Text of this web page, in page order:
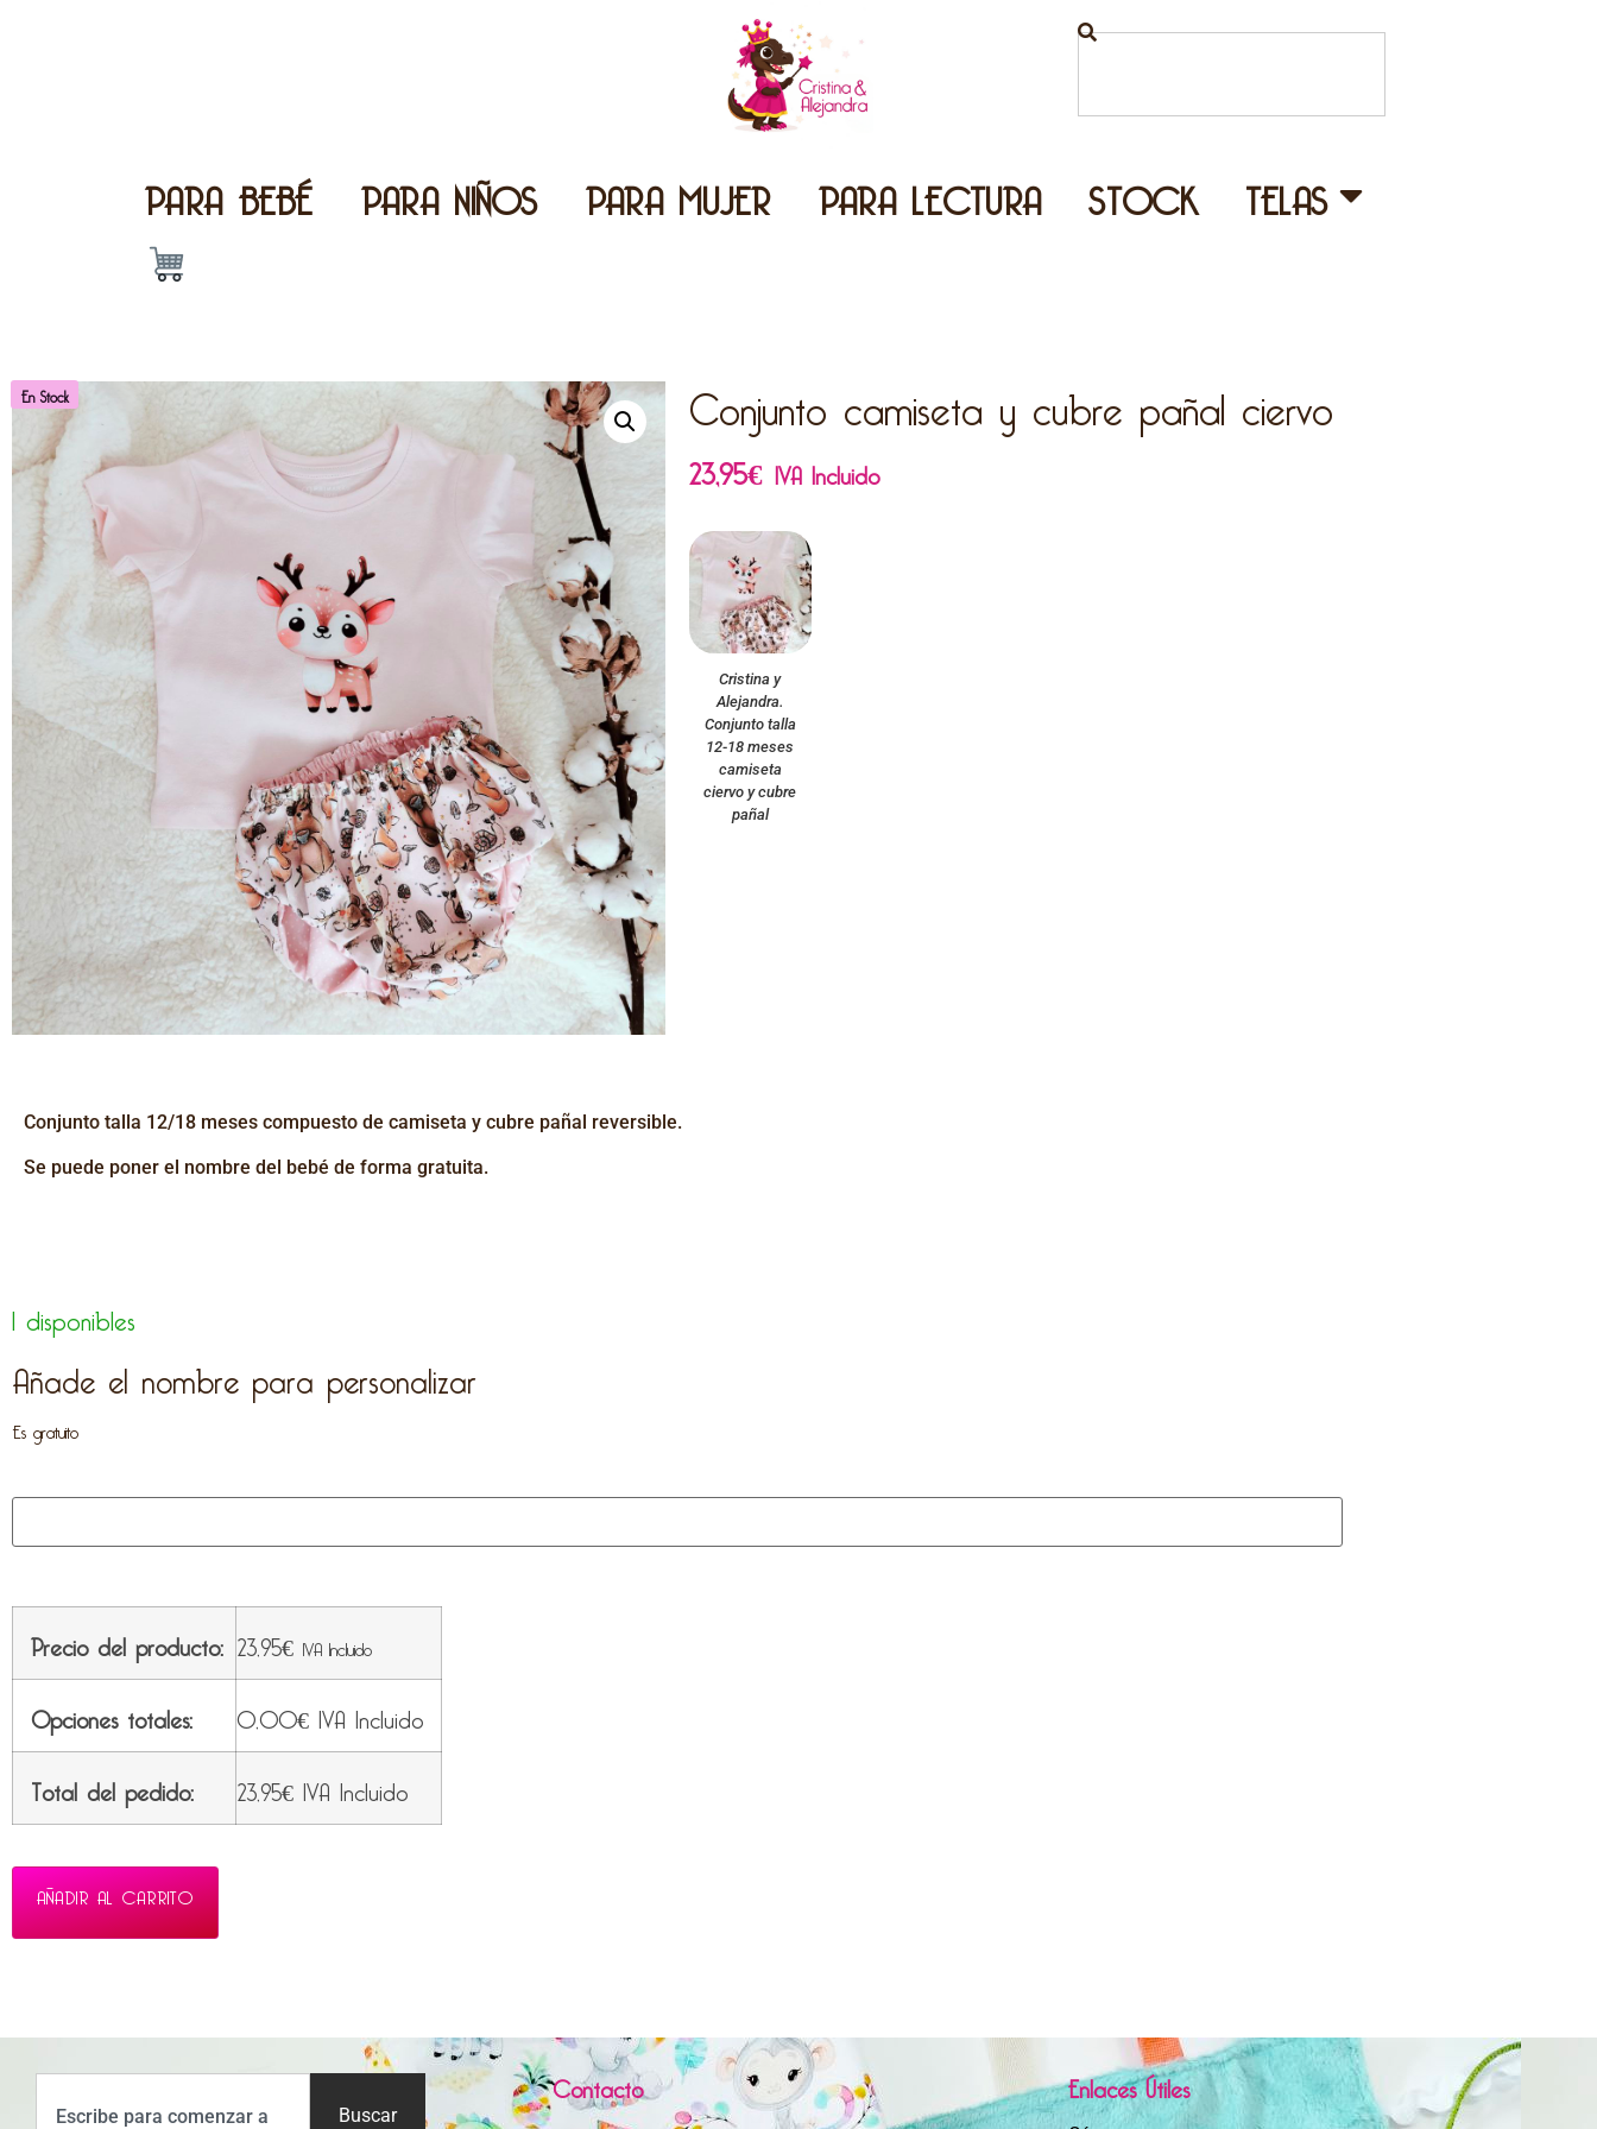
PARA BEBÉ PARA NIÑOS PARA MUJER PARA LECTURA STOCK TELAS
En Stock Conjunto camiseta y cubre pañal ciervo
23,95€ IVA Incluido
Cristina y
Alejandra.
Conjunto talla
12-18 meses
camiseta
ciervo y cubre
pañal
Conjunto talla 12/18 meses compuesto de camiseta y cubre pañal reversible.
Se puede poner el nombre del bebé de forma gratuita.
1 disponibles
Añade el nombre para personalizar
Es gratuito
Precio del producto: 23,95€ IVA Incluido
Opciones totales: 0,00€ IVA Incluido
Total del pedido:
23,95€ IVA Incluido
AÑADIR AL CARRITO
Buscar
Contacto Enlaces Útiles